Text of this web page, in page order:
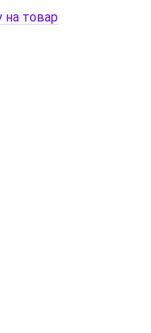
на товар